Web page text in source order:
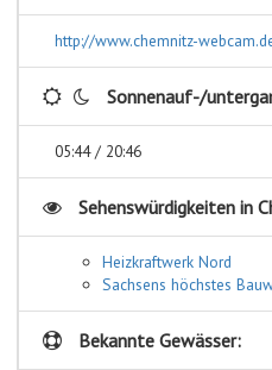
http://www.chemnitz-
Sonnenauf-/
05:44 / 20:46
Sehenswürdigkeiten in
Heizkraftwerk Nord
Sachsens höchstes
Bekannte Gewässer: